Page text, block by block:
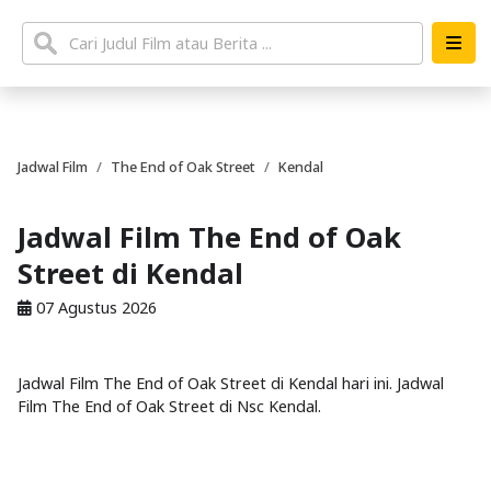
Jadwal Film The End of Oak Street Kendal
Jadwal Film The End of Oak
Street di Kendal
07 Agustus 2026
Jadwal Film The End of Oak Street di Kendal hari ini. Jadwal
Film The End of Oak Street di Nsc Kendal.